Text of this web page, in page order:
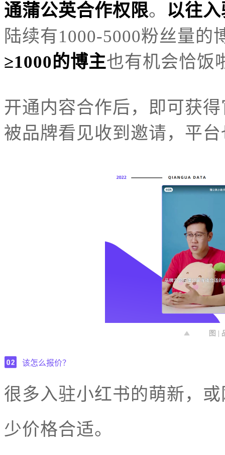
通蒲公英合作权限。 以往
陆续有1000-5000粉丝量
≥1000的博主也有机会恰饭
开通内容合作后，即可获
被品牌看见收到邀请，平
图 |
该怎么报价？
很多入驻小红书的萌新，
少价格合适。